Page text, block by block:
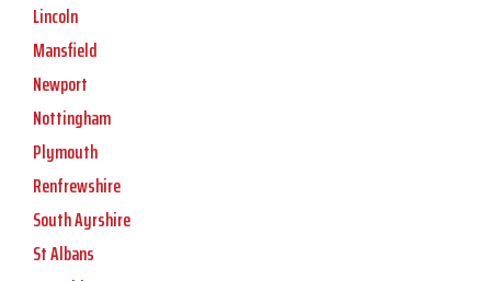
Lincoln
Mansfield
Newport
Nottingham
Plymouth
Renfrewshire
South Ayrshire
St Albans